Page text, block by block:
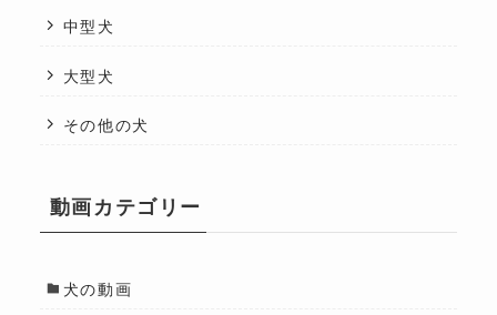
中型犬
大型犬
その他の犬
動画カテゴリー
犬の動画